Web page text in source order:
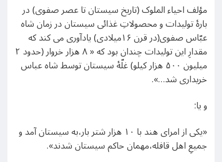
مؤلف احیاء الملوک (تاریخ سیستان تا عصر صفوی) در
بارۀ تولیدات و محصولاتِ غذائی سیستان در زمان شاه
عبّاس صفوی(در قرن ۱۶میلادی) یادآوری می کند که
مقدارِ این تولیدات چندان بود که « ۸ هزار خروار (حدود ۲
میلیون ۵۰۰ هزار کیلو) غلّۀ سیستان توسط شاه عباس
خریداری شد…».
و یا:
«یکی از امرای هند با ۱۰ هزار شتر بار،به سیستان آمد و
جمیعِ اهل قافله،مهمان حاکم سیستان شدند».